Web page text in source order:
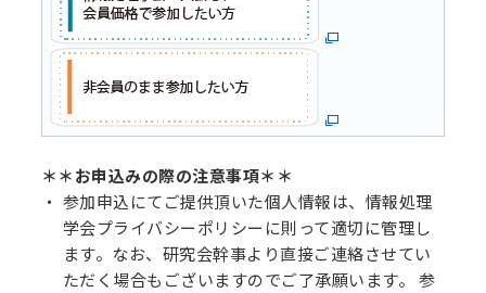
＊＊お申込みの際の注意事項＊＊
参加申込にてご提供頂いた個人情報は、情報処理
学会プライバシーポリシーに則って適切に管理し
ます。なお、研究会幹事より直接ご連絡させてい
ただく場合もございますのでご了承願います。 参